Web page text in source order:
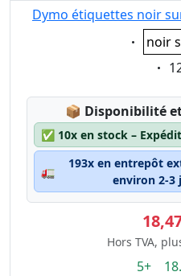
Dymo étiquettes noir
noir
📦 Lagerstatus:
Disponibilité
✅ 10x en stock –
🚛
193x en entrepôt
environ 2-3
Hors TVA,
5+